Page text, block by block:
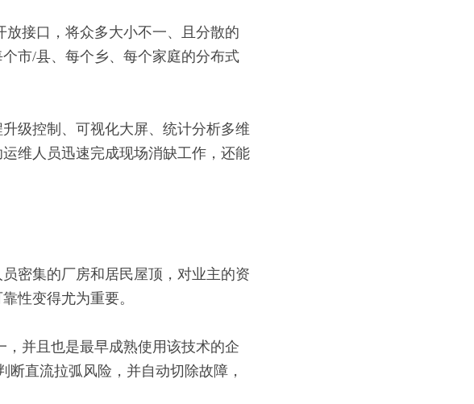
接口，将众多大小不一、且分散的
市/县、每个乡、每个家庭的分布式
级控制、可视化大屏、统计分析多维
维人员迅速完成现场消缺工作，还能
密集的厂房和居民屋顶，对业主的资
性变得尤为重要。
并且也是最早成熟使用该技术的企
断直流拉弧风险，并自动切除故障，